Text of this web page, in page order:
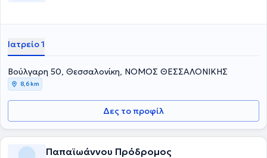
Ιατρείο 1
Βούλγαρη 50, Θεσσαλονίκη, ΝΟΜΟΣ ΘΕΣΣΑΛΟΝΙΚΗΣ
8,6 km
Δες το προφίλ
Παπαϊωάννου Πρόδρομος